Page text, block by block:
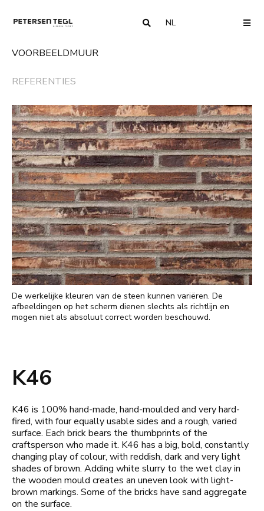
NLCOUNTRY
VOORBEELDMUUR
REFERENTIES
De werkelijke kleuren van de steen kunnen variëren. De
afbeeldingen op het scherm dienen slechts als richtlijn en
mogen niet als absoluut correct worden beschouwd.
K46
K46 is 100% hand-made, hand-moulded and very hard-
fired, with four equally usable sides and a rough, varied
surface. Each brick bears the thumbprints of the
craftsperson who made it. K46 has a big, bold, constantly
changing play of colour, with reddish, dark and very light
shades of brown. Adding white slurry to the wet clay in
the wooden mould creates an uneven look with light-
brown markings. Some of the bricks have sand aggregate
on the surface.